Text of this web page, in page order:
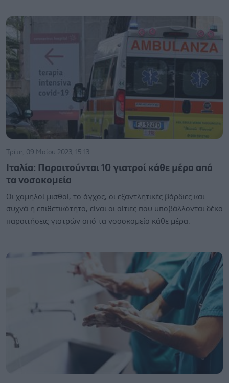
Τρίτη, 09 Μαΐου 2023, 15:13
Ιταλία: Παραιτούνται 10 γιατροί κάθε μέρα από
τα νοσοκομεία
Οι χαμηλοί μισθοί, το άγχος, οι εξαντλητικές βάρδιες και
συχνά η επιθετικότητα, είναι οι αίτιες που υποβάλλονται δέκα
παραιτήσεις γιατρών από τα νοσοκομεία κάθε μέρα.